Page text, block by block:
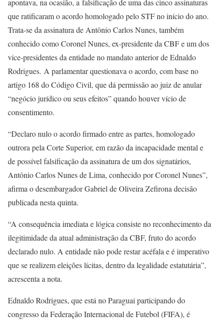
apontava, na ocasião, a falsificação de uma das cinco assinaturas
que ratificaram o acordo homologado pelo STF no início do ano.
Trata-se da assinatura de Antônio Carlos Nunes, também
conhecido como Coronel Nunes, ex-presidente da CBF e um dos
vice-presidentes da entidade no mandato anterior de Ednaldo
Rodrigues. A parlamentar questionava o acordo, com base no
artigo 168 do Código Civil, que dá permissão ao juiz de anular
“negócio jurídico ou seus efeitos” quando houver vício de
consentimento.
“Declaro nulo o acordo firmado entre as partes, homologado
outrora pela Corte Superior, em razão da incapacidade mental e
de possível falsificação da assinatura de um dos signatários,
Antônio Carlos Nunes de Lima, conhecido por Coronel Nunes”,
afirma o desembargador Gabriel de Oliveira Zefirona decisão
publicada nesta quinta.
“A consequência imediata e lógica consiste no reconhecimento da
ilegitimidade da atual administração da CBF, fruto do acordo
declarado nulo. A entidade não pode restar acéfala e é imperativo
que se realizem eleições lícitas, dentro da legalidade estatutária”,
acrescenta a nota.
Ednaldo Rodrigues, que está no Paraguai participando do
congresso da Federação Internacional de Futebol (FIFA), é